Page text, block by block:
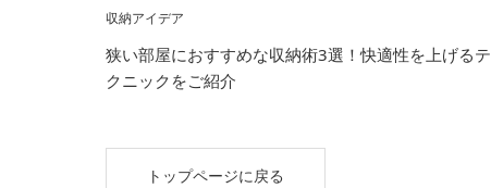
収納アイデア
狭い部屋におすすめな収納術3選！快適性を上げるテ
クニックをご紹介
トップページに戻る